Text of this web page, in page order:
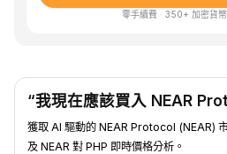
零手續費 · 350+ 加密貨
“我現在應該買入 NEAR
獲取 AI 驅動的 NEAR Protocol (NEAR)
及 NEAR 對 PHP 即時價格分析。